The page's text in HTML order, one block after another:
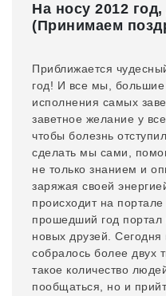
На носу 2012
(Принимаем
​Приближается
год! И все мы,
исполнения самых
заветное желание у
чтобы болезнь
сделать мы сами,
не только знанием и
заряжая своей
происходит на
прошедший год
новых друзей.
собралось более двух
такое количество
пообщаться, но и